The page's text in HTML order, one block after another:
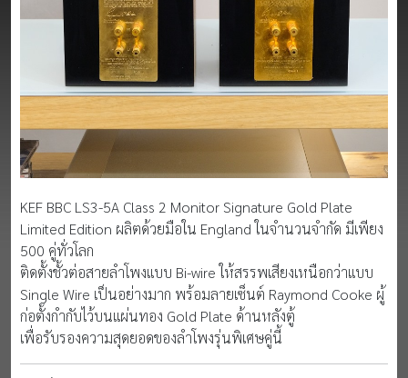
KEF BBC LS3-5A Class 2 Monitor Signature Gold Plate
Limited Edition ผลิตด้วยมือใน England ในจำนวนจำกัด มีเพียง
500 คู่ทั่วโลก
ติดตั้งชั้วต่อสายลำโพงแบบ Bi-wire ให้สรรพเสียงเหนือกว่าแบบ
Single Wire เป็นอย่างมาก พร้อมลายเซ็นต์ Raymond Cooke ผู้
ก่อตั้งกำกับไว้บนแผ่นทอง Gold Plate ด้านหลังตู้
เพื่อรับรองความสุดยอดของลำโพงรุ่นพิเศษคู่นี้